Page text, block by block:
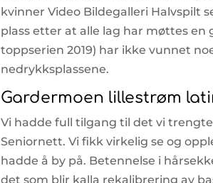
kvinner Video Bildegalleri Halvspilt
plass etter at alle lag har møttes en
toppserien 2019) har ikke vunnet
nedrykksplassene.
Gardermoen lillestrøm
Vi hadde full tilgang til det vi
Seniornett. Vi fikk virkelig se og
hadde å by på. Betennelse i
det som blir kalla rekalibrering av